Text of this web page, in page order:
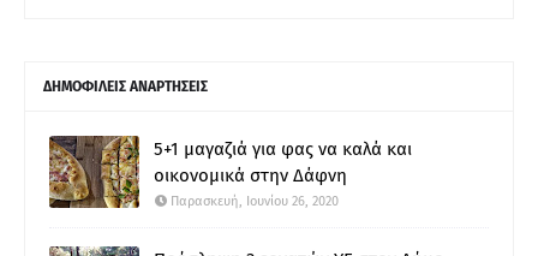
ΔΗΜΟΦΙΛΕΙΣ ΑΝΑΡΤΗΣΕΙΣ
5+1 μαγαζιά για φας να καλά και
οικονομικά στην Δάφνη
Παρασκευή, Ιουνίου 26, 2020